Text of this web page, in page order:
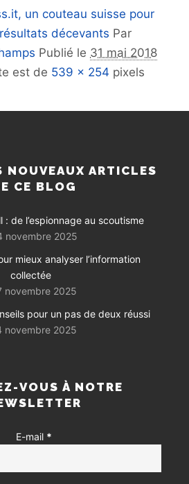
un couteau suisse pour
décevants Par
Publié le 31 mai 2018
est de 539 × 254 pixels
NOUVEAUX ARTICLES
CE BLOG
: de l’espionnage au scoutisme
novembre 2025
mieux analyser l’information
collectée
novembre 2025
pour un pas de deux réussi
novembre 2025
VOUS À NOTRE
E-mail *